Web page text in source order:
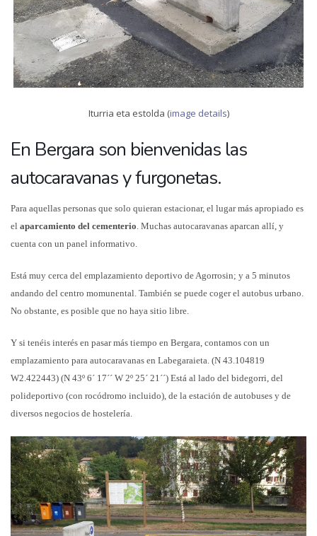
Iturria eta estolda (image details)
En Bergara son bienvenidas las
autocaravanas y furgonetas.
Para aquellas personas que solo quieran estacionar, el lugar más apropiado es
el aparcamiento del cementerio . Muchas autocaravanas aparcan allí, y
cuenta con un panel informativo.
Está muy cerca del emplazamiento deportivo de Agorrosin; y a 5 minutos
andando del centro momunental. También se puede coger el autobus urbano.
No obstante, es posible que no haya sitio libre.
Y si tenéis interés en pasar más tiempo en Bergara, contamos con un
emplazamiento para autocaravanas en Labegaraieta. (N 43.104819
W2.422443) (N 43º 6´ 17´´ W 2º 25´ 21´´) Está al lado del bidegorri, del
polideportivo (con rocódromo incluido), de la estación de autobuses y de
diversos negocios de hostelería.